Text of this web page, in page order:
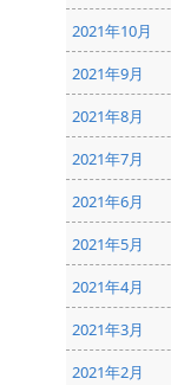
2021年10月
2021年9月
2021年8月
2021年7月
2021年6月
2021年5月
2021年4月
2021年3月
2021年2月